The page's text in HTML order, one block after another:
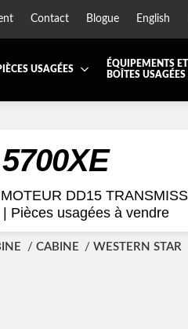
Contact Blogue English
USAGÉES
ET PIÈCES DE MOTEURS
DE CABINE
REMORQUE
ÉQUIPEMENTS ET
BOÎTES USAGÉES
Pièces usagées à vendre
CABINE WESTERN STAR